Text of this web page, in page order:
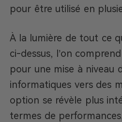
pour être utilisé en
À la lumière de tout ce
ci-dessus, l’on
pour une mise à niveau
informatiques vers des
option se révèle plus
termes de